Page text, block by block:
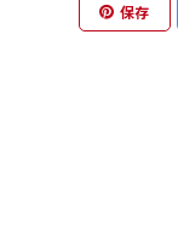
保存